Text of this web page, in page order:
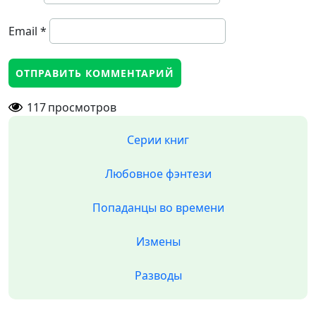
Email *
117просмотров
Серии книг
Любовное фэнтези
Попаданцы во времени
Измены
Разводы